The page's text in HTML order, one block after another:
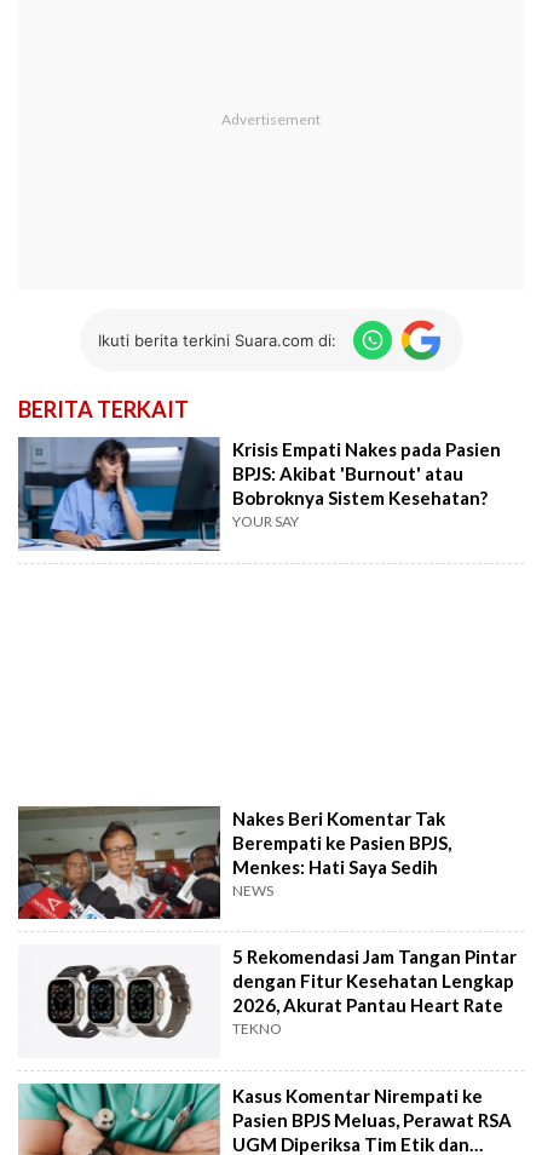
Ikuti berita terkini Suara.com di:
BERITA TERKAIT
Krisis Empati Nakes pada Pasien
BPJS: Akibat 'Burnout' atau
Bobroknya Sistem Kesehatan?
YOUR SAY
Nakes Beri Komentar Tak
Berempati ke Pasien BPJS,
Menkes: Hati Saya Sedih
NEWS
5 Rekomendasi Jam Tangan Pintar
dengan Fitur Kesehatan Lengkap
2026, Akurat Pantau Heart Rate
TEKNO
Kasus Komentar Nirempati ke
Pasien BPJS Meluas, Perawat RSA
UGM Diperiksa Tim Etik dan